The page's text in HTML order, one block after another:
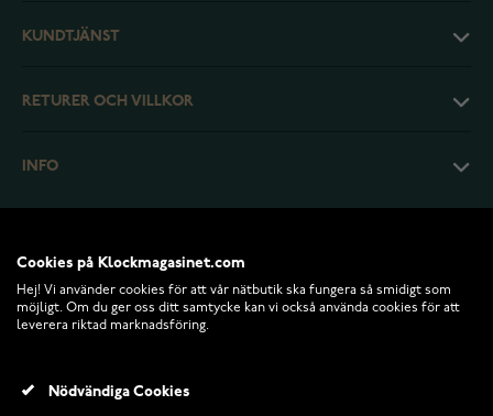
KUNDTJÄNST
RETURER OCH VILLKOR
INFO
Cookies på Klockmagasinet.com
Hej! Vi använder cookies för att vår nätbutik ska fungera så smidigt som
möjligt. Om du ger oss ditt samtycke kan vi också använda cookies för att
leverera riktad marknadsföring.
Nödvändiga Cookies